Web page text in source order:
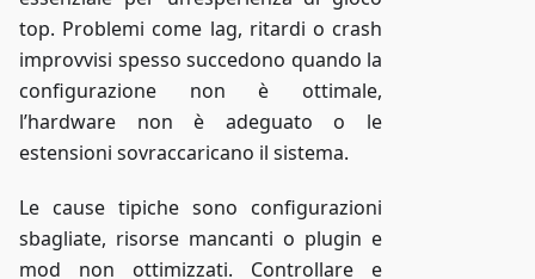
top. Problemi come lag, ritardi o crash
improvvisi spesso succedono quando la
configurazione non è ottimale,
l’hardware non è adeguato o le
estensioni sovraccaricano il sistema.
Le cause tipiche sono configurazioni
sbagliate, risorse mancanti o plugin e
mod non ottimizzati. Controllare e